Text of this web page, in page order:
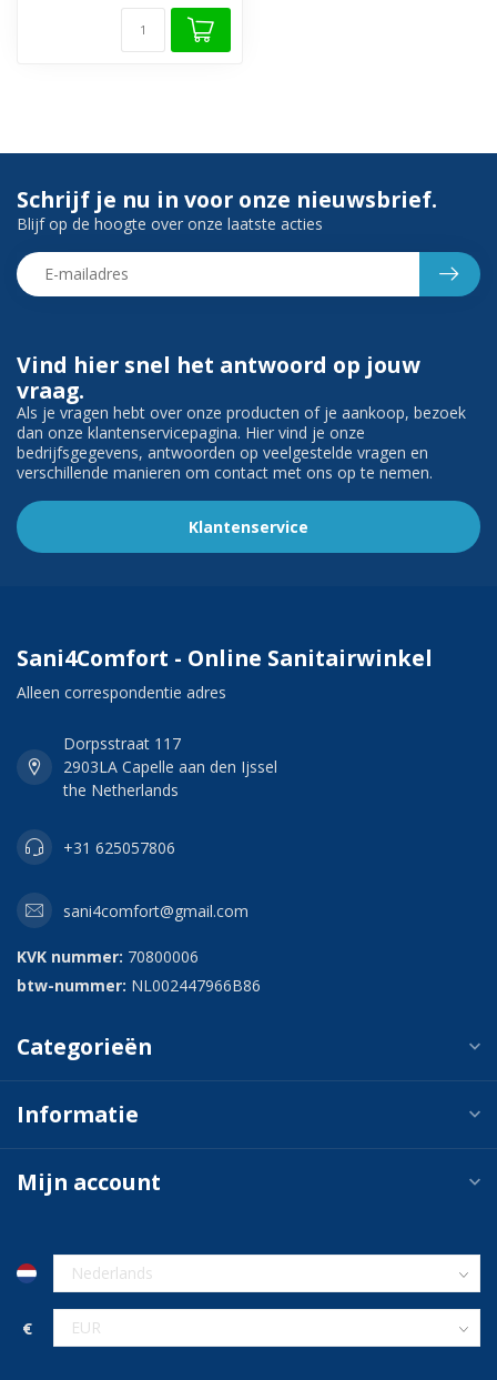
Vind hier snel het antwoord op jouw
vraag.
Als je vragen hebt over onze producten of je aankoop, bezoek
dan onze klantenservicepagina. Hier vind je onze
bedrijfsgegevens, antwoorden op veelgestelde vragen en
verschillende manieren om contact met ons op te nemen.
Klantenservice
Schrijf je nu in voor onze nieuwsbrief.
Blijf op de hoogte over onze laatste acties
Sani4Comfort - Online Sanitairwinkel
Alleen correspondentie adres
Dorpsstraat 117
2903LA Capelle aan den Ijssel
the Netherlands
+31 625057806
sani4comfort@gmail.com
KVK nummer: 70800006
btw-nummer: NL002447966B86
Categorieën
Informatie
Mijn account
€